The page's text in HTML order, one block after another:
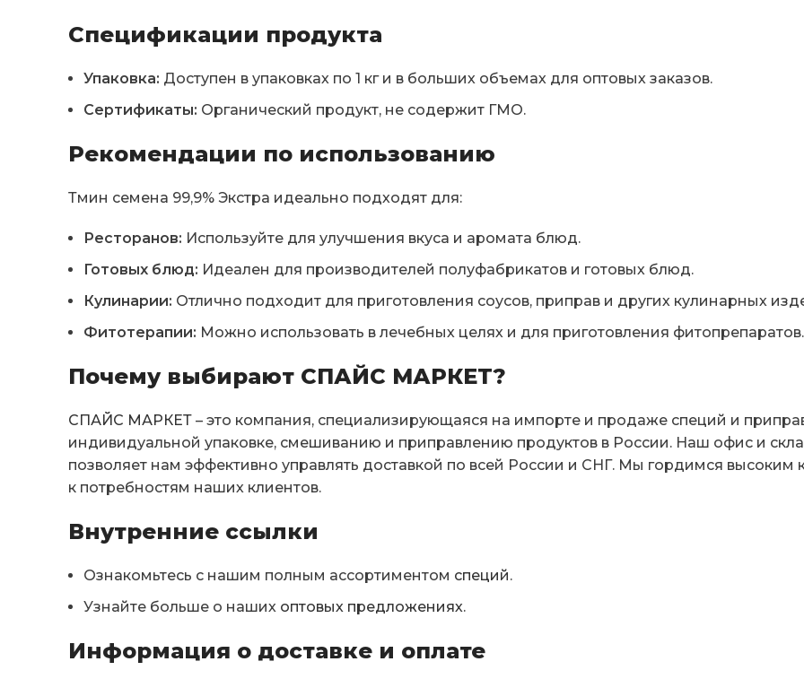
Спецификации продукта
Упаковка: Доступен в упаковках по 1 кг и в больших объемах для оптовых заказов.
Сертификаты: Органический продукт, не содержит ГМО.
Рекомендации по использованию
Тмин семена 99,9% Экстра идеально подходят для:
Ресторанов: Используйте для улучшения вкуса и аромата блюд.
Готовых блюд: Идеален для производителей полуфабрикатов и готовых блюд.
Кулинарии: Отлично подходит для приготовления соусов, приправ и других кулинарных
Фитотерапии: Можно использовать в лечебных целях и для приготовления фитопрепаратов.
Почему выбирают СПАЙС МАРКЕТ?
СПАЙС МАРКЕТ– это компания, специализирующаяся на импорте и продаже специй и
индивидуальной упаковке, смешиванию и приправлению продуктов в России. Наш офис и
позволяет нам эффективно управлять доставкой по всей России и СНГ. Мы гордимся
к потребностям наших клиентов.
Внутренние ссылки
Ознакомьтесь с нашим полным ассортиментом специй.
Узнайте больше о наших оптовых предложениях.
Информация о доставке и оплате